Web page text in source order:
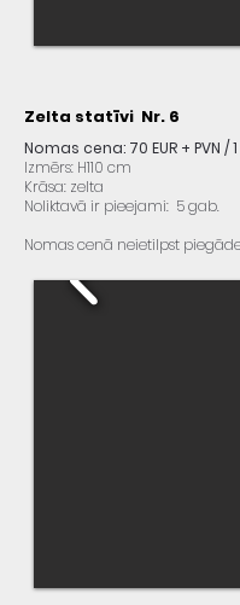
Zelta statīvi Nr. 6
Nomas cena: 70 EUR + PVN /
Izmērs: H110 cm
Krāsa: zelta
Noliktavā ir pieejami: 5 gab.
Nomas cenā neietilpst